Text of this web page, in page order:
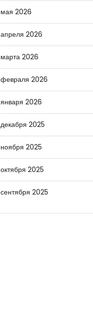
мая 2026
апреля 2026
марта 2026
февраля 2026
января 2026
декабря 2025
ноября 2025
октября 2025
сентября 2025